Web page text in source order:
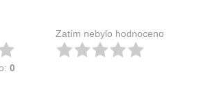
0
Zatím nebylo hodnoceno